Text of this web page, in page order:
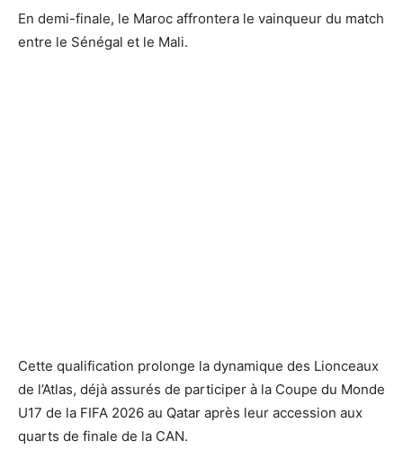
En demi-finale, le Maroc affrontera le vainqueur du match
entre le Sénégal et le Mali.
Cette qualification prolonge la dynamique des Lionceaux
de l’Atlas, déjà assurés de participer à la Coupe du Monde
U17 de la FIFA 2026 au Qatar après leur accession aux
quarts de finale de la CAN.